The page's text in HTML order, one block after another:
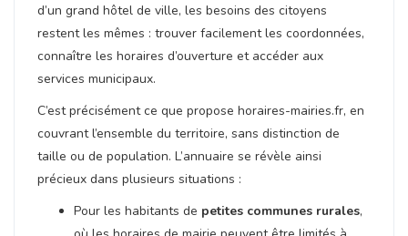
d’un grand hôtel de ville, les besoins des citoyens
restent les mêmes : trouver facilement les coordonnées,
connaître les horaires d’ouverture et accéder aux
services municipaux.
C’est précisément ce que propose horaires-mairies.fr, en
couvrant l’ensemble du territoire, sans distinction de
taille ou de population. L’annuaire se révèle ainsi
précieux dans plusieurs situations :
Pour les habitants de petites communes rurales,